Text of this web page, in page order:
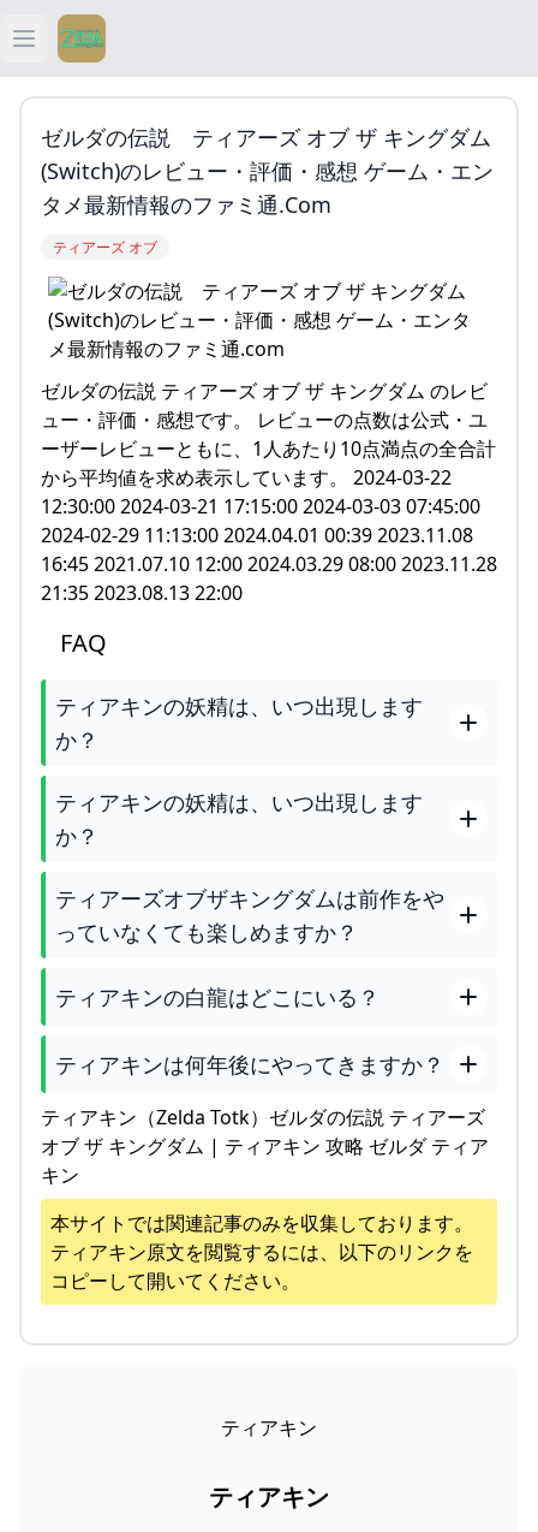
Open main menu
ティアキン
ティアキン 祠
ティアキン 武器
ティアキン 攻略
ゼルダの伝説 ティアーズ オブ ザ キングダム
(Switch)のレビュー・評価・感想 ゲーム・エン
タメ最新情報のファミ通.com
ティアーズ オブ
ゼルダの伝説 ティアーズ オブ ザ キングダム のレビ
ュー・評価・感想です。 レビューの点数は公式・ユ
ーザーレビューともに、1人あたり10点満点の全合計
から平均値を求め表示しています。 2024-03-22
12:30:00 2024-03-21 17:15:00 2024-03-03 07:45:00
2024-02-29 11:13:00 2024.04.01 00:39 2023.11.08
16:45 2021.07.10 12:00 2024.03.29 08:00 2023.11.28
21:35 2023.08.13 22:00
FAQ
ティアキンの妖精は、いつ出現します
か？
ティアキンの妖精は、いつ出現します
か？
ティアーズオブザキングダムは前作をや
っていなくても楽しめますか？
ティアキンの白龍はどこにいる？
ティアキンは何年後にやってきますか？
ティアキン（Zelda Totk）ゼルダの伝説 ティアーズ
オブ ザ キングダム | ティアキン 攻略 ゼルダ ティア
キン
本サイトでは関連記事のみを収集しております。
ティアキン原文を閲覧するには、以下のリンクを
コピーして開いてください。
ティアキン
ティアキン